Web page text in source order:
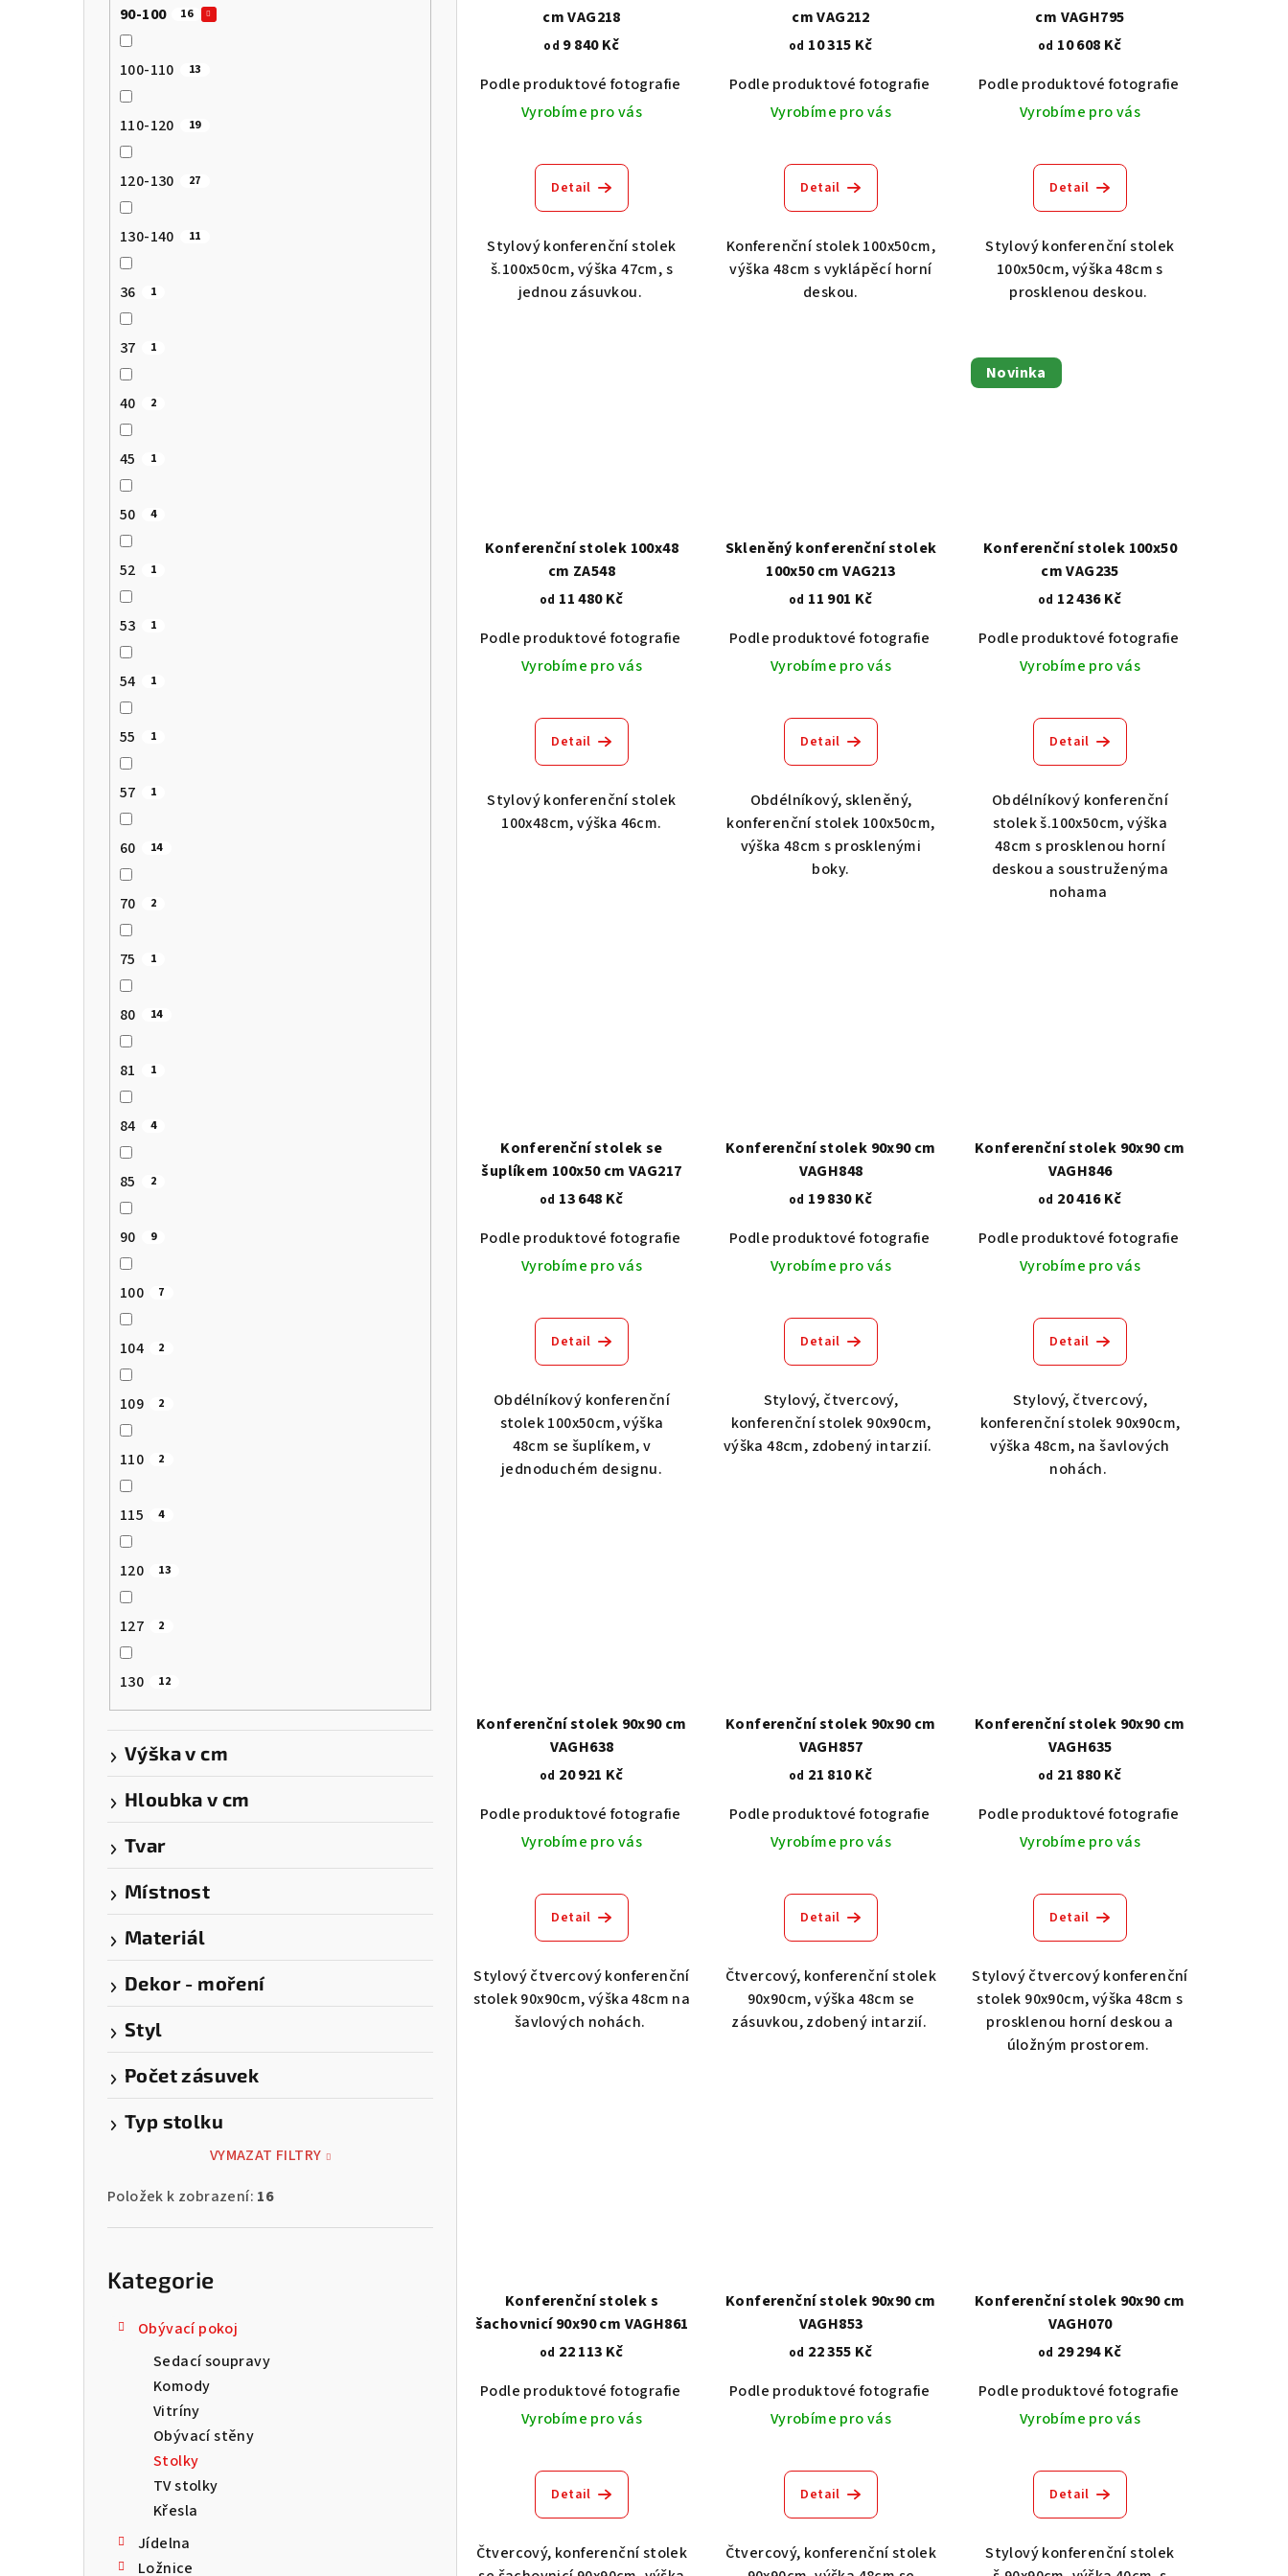
90-100 16
100-110 13
110-120 19
120-130 27
130-140 11
36 1
37 1
40 2
45 1
50 4
52 1
53 1
54 1
55 1
57 1
60 14
70 2
75 1
80 14
81 1
84 4
85 2
90 9
100 7
104 2
109 2
110 2
115 4
120 13
127 2
130 12
Výška v cm
Hloubka v cm
Tvar
Místnost
Materiál
Dekor - moření
Styl
Počet zásuvek
Typ stolku
VYMAZAT FILTRY
Položek k zobrazení: 16
Kategorie
Obývací pokoj
Sedací soupravy
Komody
Vitríny
Obývací stěny
Stolky
TV stolky
Křesla
Jídelna
Ložnice
u
d
ů
cm VAG218
od 9 840 Kč
Podle produktové fotografie
Akát vintage BT1551 Dub světlý 2209 Dub tmavý 2208 Ořech střední BT79T3
Vyrobíme pro vás
Detail
Stylový konferenční stolek
š.100x50cm, výška 47cm, s
jednou zásuvkou.
cm VAG212
od 10 315 Kč
Podle produktové fotografie
Akát vintage BT1551 Dub světlý 2209
Vyrobíme pro vás
Detail
Konferenční stolek 100x50cm,
výška 48cm s vyklápěcí horní
deskou.
cm VAGH795
od 10 608 Kč
Podle produktové fotografie
Vyrobíme pro vás
Detail
Stylový konferenční stolek
100x50cm, výška 48cm s
prosklenou deskou.
Konferenční stolek 100x48
cm ZA548
od 11 480 Kč
Podle produktové fotografie
Akát vintage BT1551 Dub světlý 2209 Dub tmavý 2208 Ořech střední BT79T3
Vyrobíme pro vás
Detail
Stylový konferenční stolek
100x48cm, výška 46cm.
Skleněný konferenční stolek
100x50 cm VAG213
od 11 901 Kč
Podle produktové fotografie
Akát vintage BT1551 Dub světlý 2209
Vyrobíme pro vás
Detail
Obdélníkový, skleněný,
konferenční stolek 100x50cm,
výška 48cm s prosklenými
boky.
Novinka
Konferenční stolek 100x50
cm VAG235
od 12 436 Kč
Podle produktové fotografie
Vyrobíme pro vás
Detail
Obdélníkový konferenční
stolek š.100x50cm, výška
48cm s prosklenou horní
deskou a soustruženýma
nohama
Konferenční stolek se
šuplíkem 100x50 cm VAG217
od 13 648 Kč
Podle produktové fotografie
Akát vintage BT1551 Dub světlý 2209 Dub tmavý 2208 Ořech střední BT79T3
Vyrobíme pro vás
Detail
Obdélníkový konferenční
stolek 100x50cm, výška
48cm se šuplíkem, v
jednoduchém designu.
Konferenční stolek 90x90 cm
VAGH848
od 19 830 Kč
Podle produktové fotografie
Akát vintage BT1551 Dub světlý 2209
Vyrobíme pro vás
Detail
Stylový, čtvercový,
konferenční stolek 90x90cm,
výška 48cm, zdobený intarzií.
Konferenční stolek 90x90 cm
VAGH846
od 20 416 Kč
Podle produktové fotografie
Vyrobíme pro vás
Detail
Stylový, čtvercový,
konferenční stolek 90x90cm,
výška 48cm, na šavlových
nohách.
Konferenční stolek 90x90 cm
VAGH638
od 20 921 Kč
Podle produktové fotografie
Akát vintage BT1551 Dub světlý 2209 Dub tmavý 2208 Ořech střední BT79T3
Vyrobíme pro vás
Detail
Stylový čtvercový konferenční
stolek 90x90cm, výška 48cm na
šavlových nohách.
Konferenční stolek 90x90 cm
VAGH857
od 21 810 Kč
Podle produktové fotografie
Akát vintage BT1551 Dub světlý 2209
Vyrobíme pro vás
Detail
Čtvercový, konferenční stolek
90x90cm, výška 48cm se
zásuvkou, zdobený intarzií.
Konferenční stolek 90x90 cm
VAGH635
od 21 880 Kč
Podle produktové fotografie
Vyrobíme pro vás
Detail
Stylový čtvercový konferenční
stolek 90x90cm, výška 48cm s
prosklenou horní deskou a
úložným prostorem.
Konferenční stolek s
šachovnicí 90x90 cm VAGH861
od 22 113 Kč
Podle produktové fotografie
Akát vintage BT1551 Dub světlý 2209 Dub tmavý 2208 Ořech střední BT79T3
Vyrobíme pro vás
Detail
Čtvercový, konferenční stolek
Konferenční stolek 90x90 cm
VAGH853
od 22 355 Kč
Podle produktové fotografie
Akát vintage BT1551 Dub světlý 2209
Vyrobíme pro vás
Detail
Čtvercový, konferenční stolek
Konferenční stolek 90x90 cm
VAGH070
od 29 294 Kč
Podle produktové fotografie
Vyrobíme pro vás
Detail
Stylový konferenční stolek